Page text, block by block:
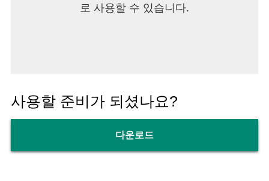
로 사용할 수 있습니다.
사용할 준비가 되셨나요?
다운로드